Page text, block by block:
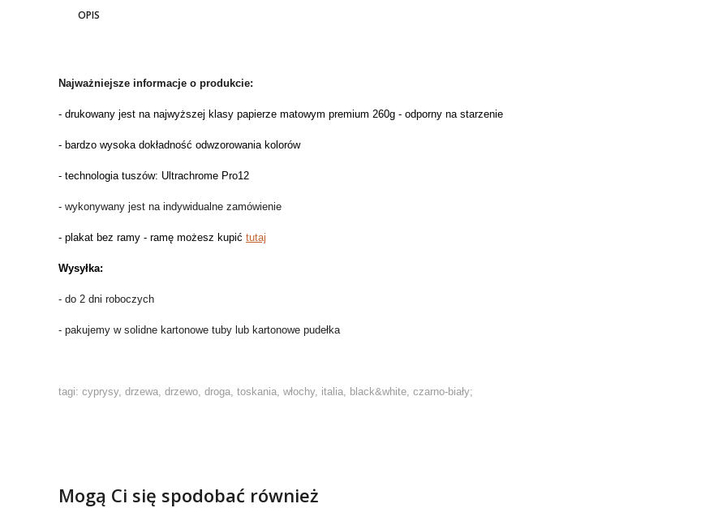
OPIS
Najważniejsze informacje o produkcie:
- drukowany jest na najwyższej klasy papierze matowym premium 260g - odporny na starzenie
- bardzo wysoka dokładność odwzorowania kolorów
- technologia tuszów: Ultrachrome Pro12
- wykonywany jest na indywidualne zamówienie
- plakat bez ramy - ramę możesz kupić tutaj
Wysyłka:
- do 2 dni roboczych
- pakujemy w solidne kartonowe tuby lub kartonowe pudełka
tagi: cyprysy, drzewa, drzewo, droga, toskania, włochy, italia, black&white, czarno-biały;
Mogą Ci się spodobać również